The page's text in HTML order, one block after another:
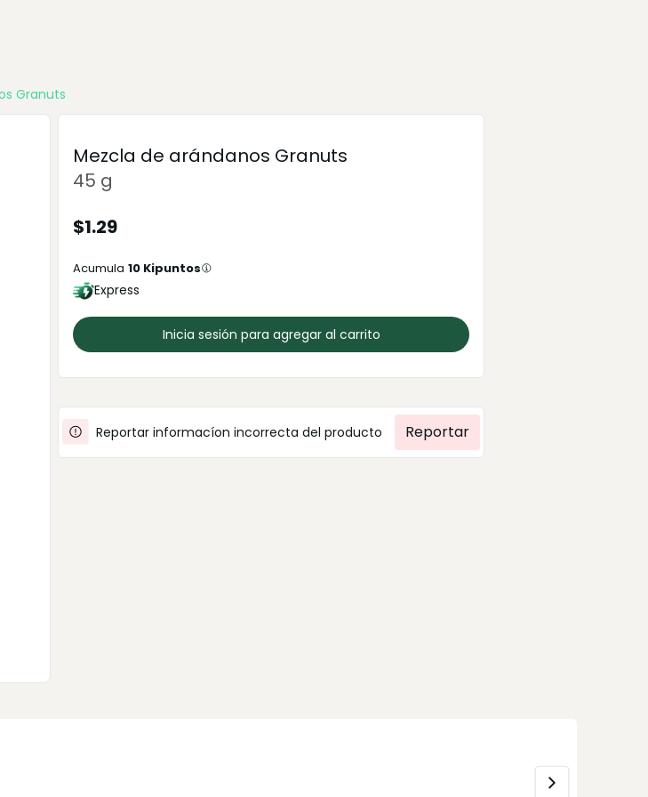
Granuts
Mezcla de arándanos Granuts
45 g
$1.29
Acumula 10 Kipuntos
Express
Inicia sesión para agregar al carrito
Reportar informacíon incorrecta del producto Reportar